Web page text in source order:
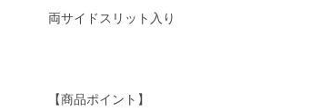
両サイドスリット入り
【商品ポイント】